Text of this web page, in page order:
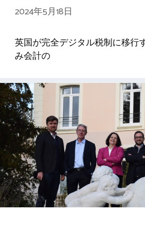
2024年5月18日
英国が完全デジタル税制に移行
み会計の